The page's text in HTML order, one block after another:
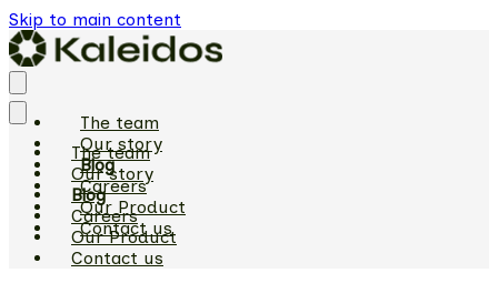
Skip to main content
The team
Our story
Blog
Careers
Our Product
Contact us
The team
Our story
Blog
Careers
Our Product
Contact us